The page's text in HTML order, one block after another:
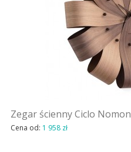
Zegar ścienny Ciclo Nomon
Cena od: 1 958 zł